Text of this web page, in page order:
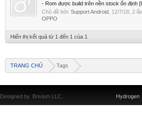
- Rom được build trên nền stock ổn định
Chủ đề bởi: Support Android 12/7/18 , 2
OPPO
Hiển thị kết quả từ 1 đến 1 của 1
TRANG CHỦ Tags
Hydrogen
Designed by Brivium LLC.